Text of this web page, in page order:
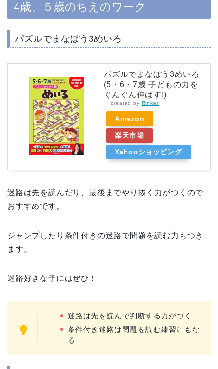
4歳、５歳のちえのワーク
パズルでまなぼう3めいろ
パズルでまなぼう3めいろ
(5・6・7歳 子どもの力を
ぐんぐん伸ばす!)
created by Rinker
Amazon
楽天市場
Yahooショッピング
迷路は先を読んだり、最後までやり抜く力がつくので
おすすめです。
ジャンプしたり条件付きの迷路で問題を読む力もつき
ます。
迷路好きな子にはぜひ！
迷路は先を読んで判断する力がつく
条件付き迷路は問題を読む練習にもな
る